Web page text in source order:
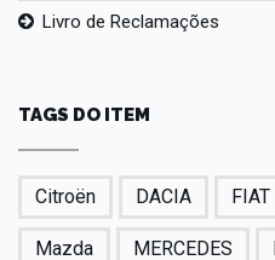
Livro de Reclamações
TAGS DO ITEM
Citroën DACIA FIAT
Mazda MERCEDES